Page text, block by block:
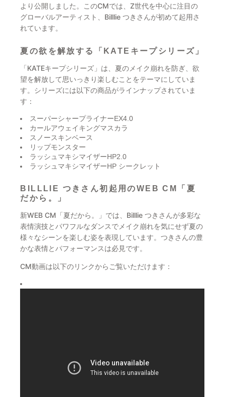
より公開しました。このCMでは、Z世代を中心に注目の
グローバルアーティスト、Billlie つきさんが初めて起用さ
れています。
夏の欲を解放する「KATEキープシリーズ」
「KATEキープシリーズ」は、夏のメイク崩れを防ぎ、欲
望を解放して思いっきり楽しむことをテーマにしていま
す。シリーズには以下の商品がラインナップされていま
す：
スーパーシャープライナーEX4.0
カールアウェイキングマスカラ
スノースキンベース
リップモンスター
ラッシュマキシマイザーHP2.0
ラッシュマキシマイザーHP シークレット
BILLLIE つきさん初起用のWEB CM「夏
だから。」
新WEB CM「夏だから。」では、Billlie つきさんが多彩な
表情演技とパワフルなダンスでメイク崩れを気にせず夏の
様々なシーンを楽しむ姿を表現しています。つきさんの豊
かな表情とパフォーマンスは必見です。
CM動画は以下のリンクからご覧いただけます：